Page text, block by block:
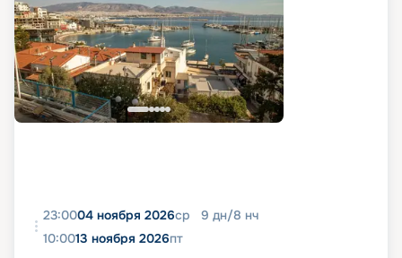
23:0004 ноября 2026ср 9 дн/8 нч
10:0013 ноября 2026пт